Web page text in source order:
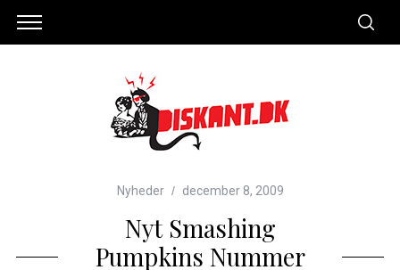
Nyheder december 8, 2009
Nyt Smashing
Pumpkins Nummer